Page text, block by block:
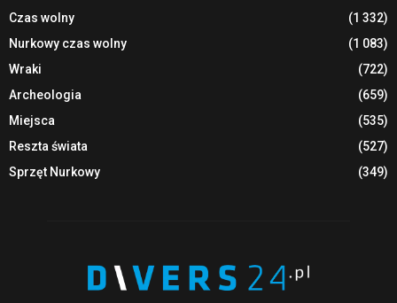
Czas wolny
(1 332)
Nurkowy czas wolny
(1 083)
Wraki
(722)
Archeologia
(659)
Miejsca
(535)
Reszta świata
(527)
Sprzęt Nurkowy
(349)